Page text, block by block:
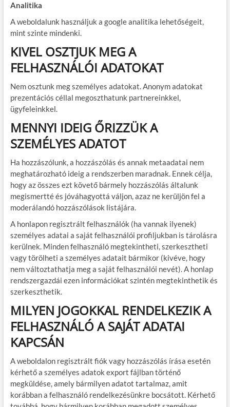
Analitika
A weboldalunk használjuk a google analitika lehetőségeit,
mint szinte mindenki.
KIVEL OSZTJUK MEG A
FELHASZNÁLÓI ADATOKAT
Nem osztunk meg személyes adatokat. Anonym adatokat
prezentációs céllal megoszthatunk partnereinkkel,
ügyfeleinkkel.
MENNYI IDEIG ŐRIZZÜK A
SZEMÉLYES ADATOT
Ha hozzászólunk, a hozzászólás és annak metaadatai nem
meghatározható ideig a rendszerben maradnak. Ennek célja,
hogy az összes ezt követő bármely hozzászólás általunk
megismertté és jóváhagyottá váljon, azaz ne kerüljön fel a
moderálandó hozzászólások listájára.
A honlapon regisztrált felhasználók (ha vannak ilyenek)
személyes adatai a saját felhasználói profiljukban is tárolásra
kerülnek. Minden felhasználó megtekintheti, szerkesztheti
vagy törölheti a személyes adatait bármikor (kivéve, hogy
nem változtathatja meg a saját felhasználói nevét). A honlap
rendszergazdái ezen információkat szintén megtekinthetik és
szerkeszthetik.
MILYEN JOGOKKAL RENDELKEZIK A
FELHASZNÁLÓ A SAJÁT ADATAI
KAPCSÁN
A weboldalon regisztrált fiók vagy hozzászólás írása esetén
kérhető a személyes adatok export fájlban történő
megküldése, amely bármilyen adatot tartalmaz, amit
korábban a felhasználó rendelkezésünkre bocsátott. Kérhető